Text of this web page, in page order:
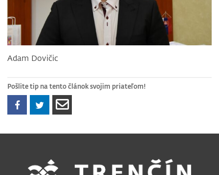
Adam Dovičic
Pošlite tip na tento článok svojim priateľom!